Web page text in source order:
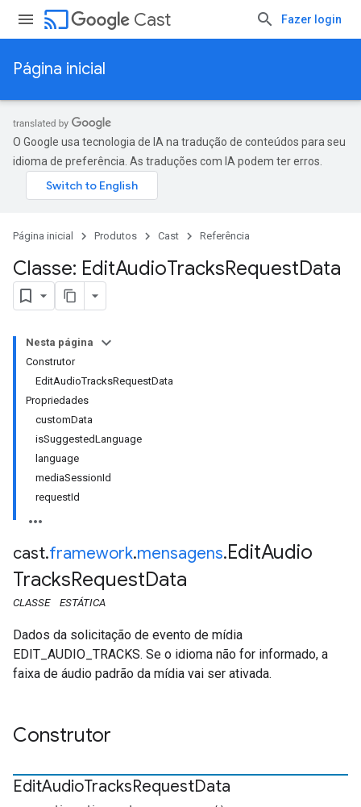
cast Cast Fazer login
Página inicial
O Google usa tecnologia de IA na tradução de conteúdos para seu
idioma de preferência. As traduções com IA podem ter erros.
Página inicial Produtos Cast Referência
Classe: EditAudioTracksRequestData
Nesta página
Construtor
EditAudioTracksRequestData
Propriedades
customData
isSuggestedLanguage
language
mediaSessionId
requestId
cast.framework.mensagens.EditAudio
TracksRequestData
CLASSE ESTÁTICA
Dados da solicitação de evento de mídia
EDIT_AUDIO_TRACKS. Se o idioma não for informado, a
faixa de áudio padrão da mídia vai ser ativada.
Construtor
EditAudioTracksRequestData